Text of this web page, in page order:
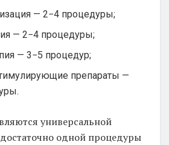
— 2−4 процедуры;
— 2−4 процедуры;
— 3−5 процедур;
препараты —
универсальной
одной процедуры